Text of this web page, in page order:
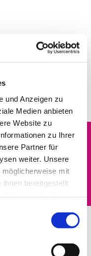
und Anzeigen zu
Medien anbieten
Website zu
zu Ihrer
Partner für
weiter. Unsere
mit
bereitgestellt
auch